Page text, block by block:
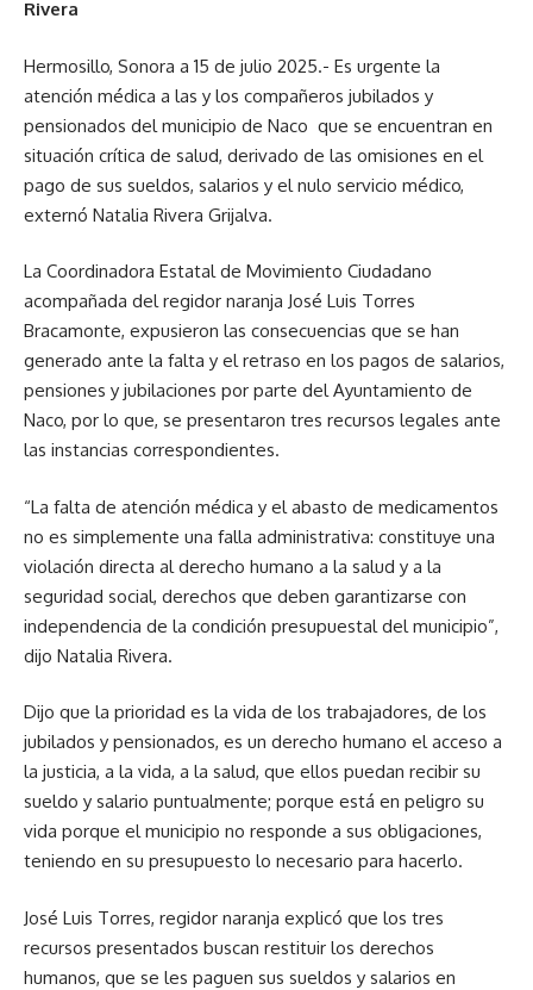
Rivera
Hermosillo, Sonora a 15 de julio 2025.- Es urgente la
atención médica a las y los compañeros jubilados y
pensionados del municipio de Naco que se encuentran en
situación crítica de salud, derivado de las omisiones en el
pago de sus sueldos, salarios y el nulo servicio médico,
externó Natalia Rivera Grijalva.
La Coordinadora Estatal de Movimiento Ciudadano
acompañada del regidor naranja José Luis Torres
Bracamonte, expusieron las consecuencias que se han
generado ante la falta y el retraso en los pagos de salarios,
pensiones y jubilaciones por parte del Ayuntamiento de
Naco, por lo que, se presentaron tres recursos legales ante
las instancias correspondientes.
“La falta de atención médica y el abasto de medicamentos
no es simplemente una falla administrativa: constituye una
violación directa al derecho humano a la salud y a la
seguridad social, derechos que deben garantizarse con
independencia de la condición presupuestal del municipio”,
dijo Natalia Rivera.
Dijo que la prioridad es la vida de los trabajadores, de los
jubilados y pensionados, es un derecho humano el acceso a
la justicia, a la vida, a la salud, que ellos puedan recibir su
sueldo y salario puntualmente; porque está en peligro su
vida porque el municipio no responde a sus obligaciones,
teniendo en su presupuesto lo necesario para hacerlo.
José Luis Torres, regidor naranja explicó que los tres
recursos presentados buscan restituir los derechos
humanos, que se les paguen sus sueldos y salarios en